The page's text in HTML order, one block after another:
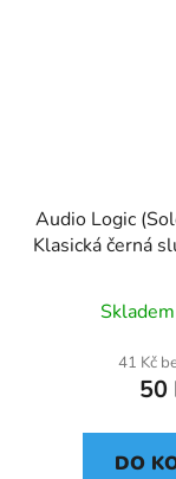
Audio Logic
Klasická černá
Skladem
41 Kč
50
DO